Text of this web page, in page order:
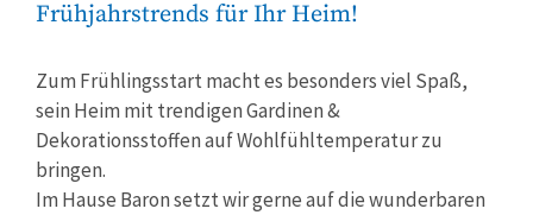
Frühjahrstrends für Ihr Heim!
Zum Frühlingsstart macht es besonders viel Spaß,
sein Heim mit trendigen Gardinen &
Dekorationsstoffen auf Wohlfühltemperatur zu
bringen.
Im Hause Baron setzt wir gerne auf die wunderbaren